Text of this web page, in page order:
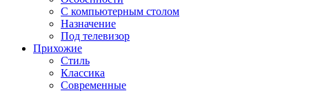
С компьютерным столом
Назначение
Под телевизор
Прихожие
Стиль
Классика
Современные